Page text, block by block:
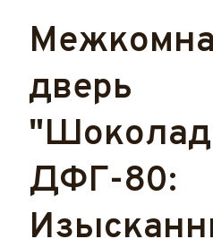
дверь
ДФГ-80: